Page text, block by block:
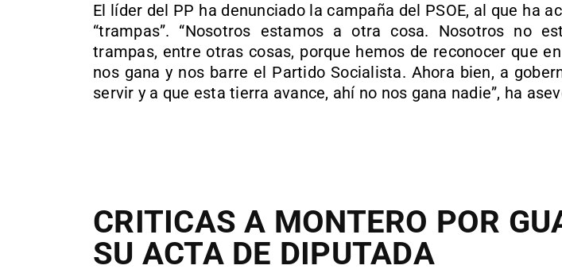
El líder del PP ha denunciado la campaña del PSOE, al que ha
“trampas”. “Nosotros estamos a otra cosa. Nosotros no
trampas, entre otras cosas, porque hemos de reconocer que
nos gana y nos barre el Partido Socialista. Ahora bien, a
servir y a que esta tierra avance, ahí no nos gana nadie”, ha
CRITICAS A MONTERO POR
SU ACTA DE DIPUTADA